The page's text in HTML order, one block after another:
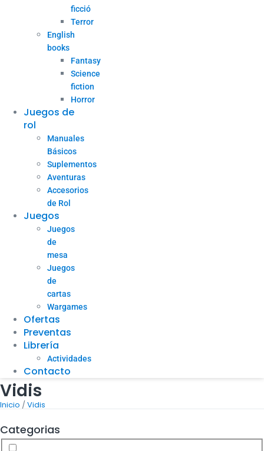
ficció
Terror
English
books
Fantasy
Science
fiction
Horror
Juegos de
rol
Manuales
Básicos
Suplementos
Aventuras
Accesorios
de Rol
Juegos
Juegos
de
mesa
Juegos
de
cartas
Wargames
Ofertas
Preventas
Librería
Actividades
Contacto
Vidis
Inicio /Vidis
Categorias